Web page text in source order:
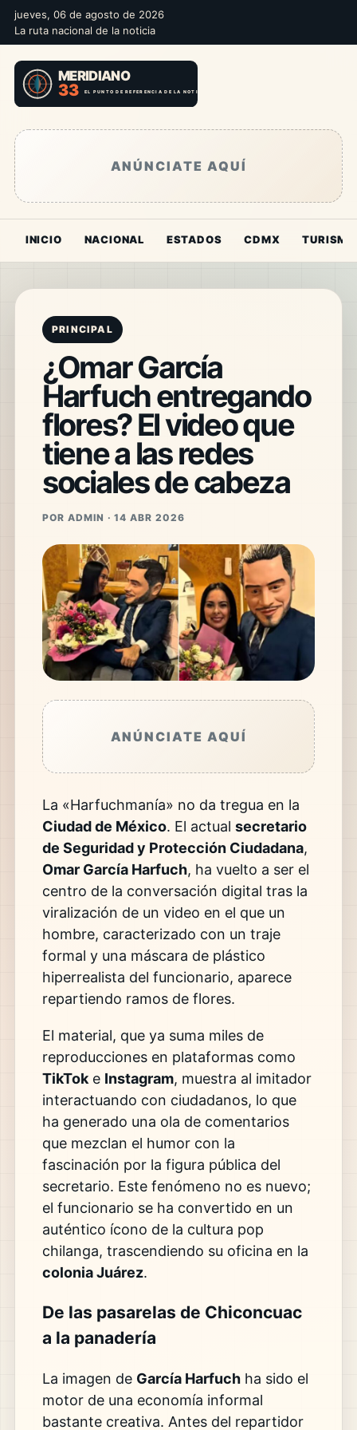
jueves, 06 de agosto de 2026
La ruta nacional de la noticia
ANÚNCIATE AQUÍ
INICIO NACIONAL ESTADOS CDMX TURISMO
PRINCIPAL
¿Omar García
Harfuch entregando
flores? El video que
tiene a las redes
sociales de cabeza
POR ADMIN · 14 ABR 2026
ANÚNCIATE AQUÍ
La «Harfuchmanía» no da tregua en la
Ciudad de México. El actual secretario
de Seguridad y Protección Ciudadana,
Omar García Harfuch, ha vuelto a ser el
centro de la conversación digital tras la
viralización de un video en el que un
hombre, caracterizado con un traje
formal y una máscara de plástico
hiperrealista del funcionario, aparece
repartiendo ramos de flores.
El material, que ya suma miles de
reproducciones en plataformas como
TikToke Instagram, muestra al imitador
interactuando con ciudadanos, lo que
ha generado una ola de comentarios
que mezclan el humor con la
fascinación por la figura pública del
secretario. Este fenómeno no es nuevo;
el funcionario se ha convertido en un
auténtico ícono de la cultura pop
chilanga, trascendiendo su oficina en la
colonia Juárez.
De las pasarelas de Chiconcuac
a la panadería
La imagen de García Harfuchha sido el
motor de una economía informal
bastante creativa. Antes del repartidor